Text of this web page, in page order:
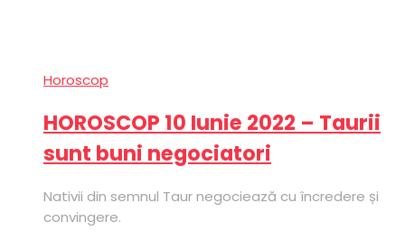
Horoscop
HOROSCOP 10 Iunie 2022 – Taurii
sunt buni negociatori
Nativii din semnul Taur negociează cu încredere și
convingere.